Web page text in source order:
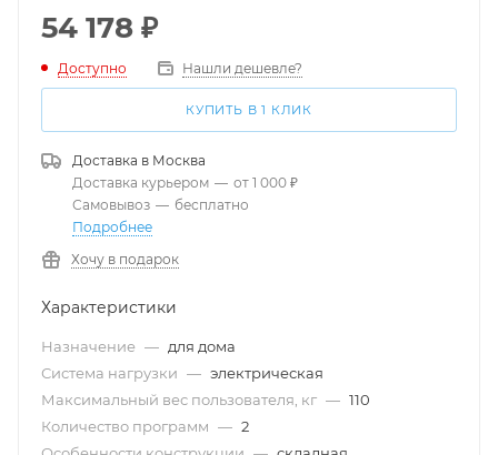
54 178 ₽
Доступно Нашли дешевле?
КУПИТЬ В 1 КЛИК
Доставка в Москва
Доставка курьером — от 1 000 ₽
Самовывоз — бесплатно
Подробнее
Хочу в подарок
Характеристики
Назначение — для дома
Система нагрузки — электрическая
Максимальный вес пользователя, кг — 110
Количество программ — 2